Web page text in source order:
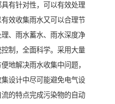
有针对性，可以有效处理
效收集雨水又可以合理节
、雨水蓄水、雨水深度净
制，全面科学。采用大量
地解决雨水收集中问题，
设计中尽可能避免电气设
的特点完成污染物的自动